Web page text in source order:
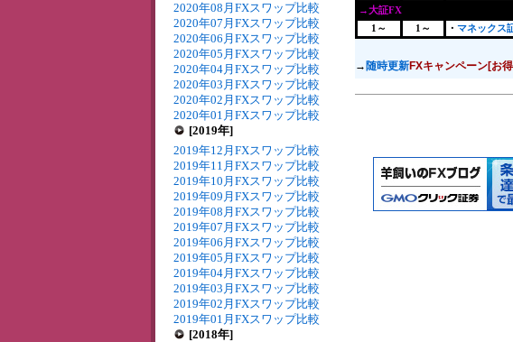
2020年08月FXスワップ比較
2020年07月FXスワップ比較
2020年06月FXスワップ比較
2020年05月FXスワップ比較
2020年04月FXスワップ比較
2020年03月FXスワップ比較
2020年02月FXスワップ比較
2020年01月FXスワップ比較
[2019年]
2019年12月FXスワップ比較
2019年11月FXスワップ比較
2019年10月FXスワップ比較
2019年09月FXスワップ比較
2019年08月FXスワップ比較
2019年07月FXスワップ比較
2019年06月FXスワップ比較
2019年05月FXスワップ比較
2019年04月FXスワップ比較
2019年03月FXスワップ比較
2019年02月FXスワップ比較
2019年01月FXスワップ比較
[2018年]
→大証FX
1～
1～ ・ マネックス
→ 随時更新FXキャンペーン[お